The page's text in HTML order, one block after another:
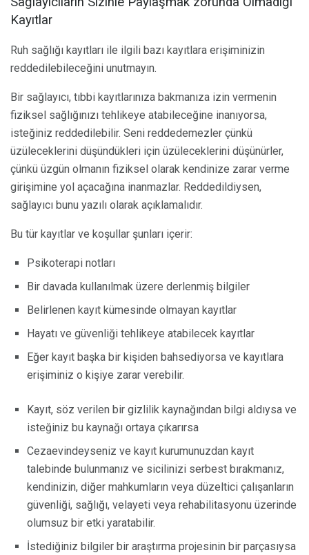
Kayıtlar
Ruh sağlığı kayıtları ile ilgili bazı kayıtlara erişiminizin
reddedilebileceğini unutmayın.
Bir sağlayıcı, tıbbi kayıtlarınıza bakmanıza izin vermenin
fiziksel sağlığınızı tehlikeye atabileceğine inanıyorsa,
isteğiniz reddedilebilir. Seni reddedemezler çünkü
üzüleceklerini düşündükleri için üzüleceklerini düşünürler,
çünkü üzgün olmanın fiziksel olarak kendinize zarar verme
girişimine yol açacağına inanmazlar. Reddedildiysen,
sağlayıcı bunu yazılı olarak açıklamalıdır.
Bu tür kayıtlar ve koşullar şunları içerir:
Psikoterapi notları
Bir davada kullanılmak üzere derlenmiş bilgiler
Belirlenen kayıt kümesinde olmayan kayıtlar
Hayatı ve güvenliği tehlikeye atabilecek kayıtlar
Eğer kayıt başka bir kişiden bahsediyorsa ve kayıtlara
erişiminiz o kişiye zarar verebilir.
Kayıt, söz verilen bir gizlilik kaynağından bilgi aldıysa ve
isteğiniz bu kaynağı ortaya çıkarırsa
Cezaevindeyseniz ve kayıt kurumunuzdan kayıt
talebinde bulunmanız ve sicilinizi serbest bırakmanız,
kendinizin, diğer mahkumların veya düzeltici çalışanların
güvenliği, sağlığı, velayeti veya rehabilitasyonu üzerinde
olumsuz bir etki yaratabilir.
İstediğiniz bilgiler bir araştırma projesinin bir parçasıysa